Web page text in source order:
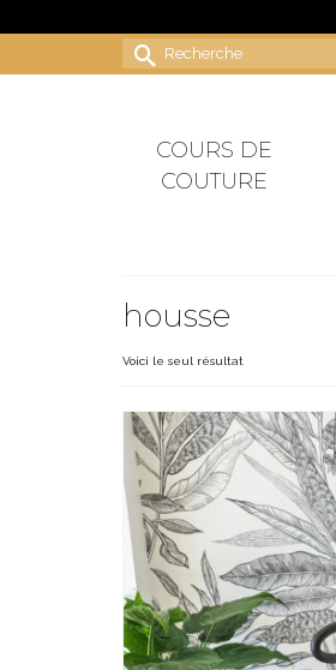
Rechercher :
COURS DE
COUTURE
housse
Voici le seul résultat